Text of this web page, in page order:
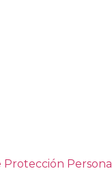
Protección Personal